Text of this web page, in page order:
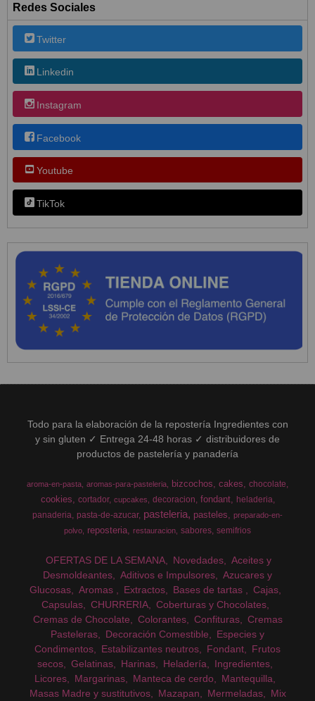
Redes Sociales
Twitter
Linkedin
Instagram
Facebook
Youtube
TikTok
Todo para la elaboración de la repostería Ingredientes con
y sin gluten ✓ Entrega 24-48 horas ✓ distribuidores de
productos de pastelería y panadería
aroma-en-pasta aromas-para-pasteleria bizcochos cakes chocolate
cookies cortador cupcakes decoracion fondant
heladeria
panaderia pasta-de-azucar pasteleria pasteles
preparado-en-
polvo
reposteria restauracion sabores semifrios
OFERTAS DE LA SEMANA Novedades
Aceites y
Desmoldeantes
Aditivos e Impulsores
Azucares y
Glucosas
Aromas Extractos Bases de tartas
Cajas
Capsulas
CHURRERIA
Coberturas y Chocolates
Cremas de Chocolate
Colorantes Confituras
Cremas
Pasteleras
Decoración Comestible
Especies y
Condimentos
Estabilizantes neutros Fondant
Frutos
secos
Gelatinas Harinas Heladería
Ingredientes
Licores
Margarinas Manteca de cerdo
Mantequilla
Masas Madre y sustitutivos
Mazapan Mermeladas
Mix